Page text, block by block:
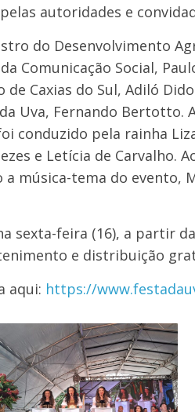
autoridades e
do Desenvolvimento
Comunicação Social,
Caxias do Sul, Adiló
Uva, Fernando Bertotto.
conduzido pela rainha
e Letícia de Carvalho.
música-tema do evento,
sexta-feira (16), a partir
e distribuição
aqui: https://